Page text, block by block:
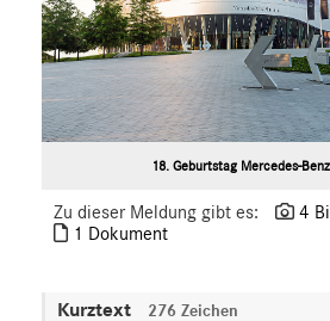
18. Geburtstag Mercedes-
Zu dieser Meldung gibt es:
4
1 Dokument
Kurztext 276 Zeichen